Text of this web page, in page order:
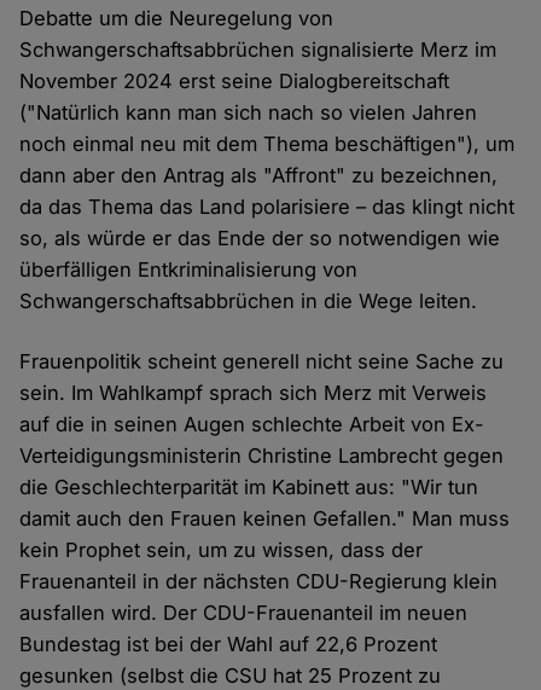
Debatte um die Neuregelung von
Schwangerschaftsabbrüchen signalisierte Merz im
November 2024 erst seine Dialogbereitschaft
("Natürlich kann man sich nach so vielen Jahren
noch einmal neu mit dem Thema beschäftigen"), um
dann aber den Antrag als "Affront" zu bezeichnen,
da das Thema das Land polarisiere – das klingt nicht
so, als würde er das Ende der so notwendigen wie
überfälligen Entkriminalisierung von
Schwangerschaftsabbrüchen in die Wege leiten.
Frauenpolitik scheint generell nicht seine Sache zu
sein. Im Wahlkampf sprach sich Merz mit Verweis
auf die in seinen Augen schlechte Arbeit von Ex-
Verteidigungsministerin Christine Lambrecht gegen
die Geschlechterparität im Kabinett aus: "Wir tun
damit auch den Frauen keinen Gefallen." Man muss
kein Prophet sein, um zu wissen, dass der
Frauenanteil in der nächsten CDU-Regierung klein
ausfallen wird. Der CDU-Frauenanteil im neuen
Bundestag ist bei der Wahl auf 22,6 Prozent
gesunken (selbst die CSU hat 25 Prozent zu